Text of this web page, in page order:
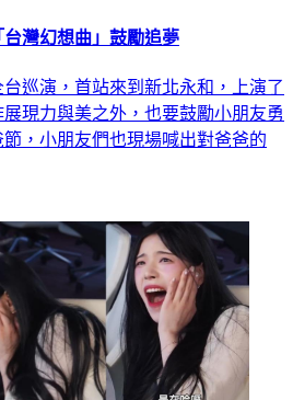
灣幻想曲」鼓勵追夢
巡演，首站來到新北永和，上演了
現力與美之外，也要鼓勵小朋友勇
，小朋友們也現場喊出對爸爸的